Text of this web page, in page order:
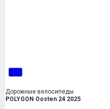
Дорожные велосипеды
POLYGON Oosten 24 2025